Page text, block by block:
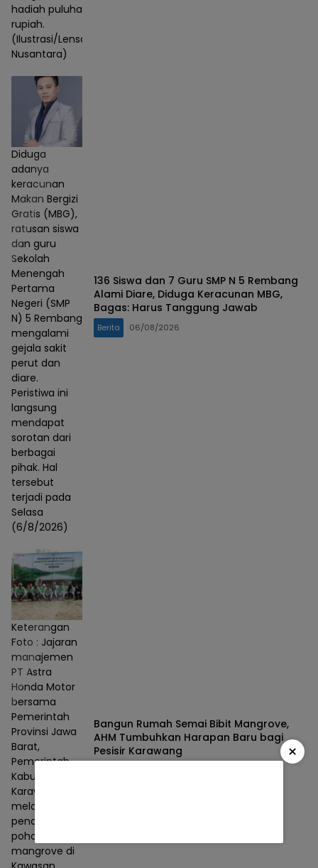
hadiah puluhan juta
rupiah.
(Ilustrasi/Lensa
Nusantara)
Diduga
adanya
keracunan
Makan Bergizi
Gratis (MBG),
ratusan siswa
dan guru
Sekolah
Menengah
Pertama
Negeri (SMP
N) 5 Rembang
mengalami
gejala sakit
perut dan
diare.
Peristiwa ini
langsung
mendapat
sorotan dari
berbagai
pihak. Hal
tersebut
terjadi pada
Selasa
(6/8/2026)
136 Siswa dan 7 Guru SMP N 5 Rembang
Alami Diare, Diduga Keracunan MBG,
Bagas: Harus Tanggung Jawab
Berita 06/08/2026
Keterangan
Foto : Jajaran
manajemen
PT Astra
Honda Motor
bersama
Pemerintah
Provinsi Jawa
Barat,
Pemerintah
Kabupaten
Karawang
melakukan
penanaman
pohon
mangrove di
Bangun Rumah Semai Bibit Mangrove,
AHM Tumbuhkan Harapan Baru bagi
Pesisir Karawang
×